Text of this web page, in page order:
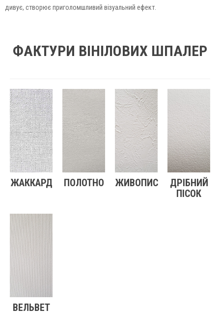
дивує, створює приголомшливий візуальний ефект.
ФАКТУРИ ВІНІЛОВИХ ШПАЛЕР
ЖАККАРД ПОЛОТНО ЖИВОПИС
ДРІБНИЙ
ПІСОК
ВЕЛЬВЕТ